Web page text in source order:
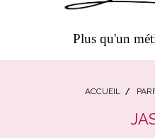
Plus qu'un
ACCUEIL